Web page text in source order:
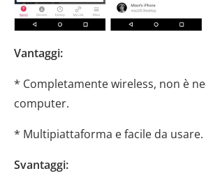
Vantaggi:
* Completamente wireless, non è
computer.
* Multipiattaforma e facile da usare.
Svantaggi: